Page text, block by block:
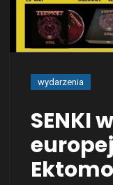
wydarzenia
SENKI